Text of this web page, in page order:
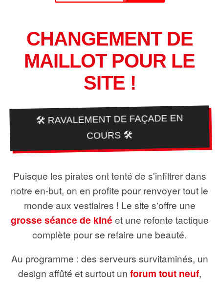
CHANGEMENT DE
MAILLOT POUR LE
SITE !
🛠️ RAVALEMENT DE FAÇADE EN
COURS 🛠️
Puisque les pirates ont tenté de s'infiltrer dans
notre en-but, on en profite pour renvoyer tout le
monde aux vestiaires ! Le site s'offre une
grosse séance de kiné et une refonte tactique
complète pour se refaire une beauté.
Au programme : des serveurs survitaminés, un
design affûté et surtout un forum tout neuf,